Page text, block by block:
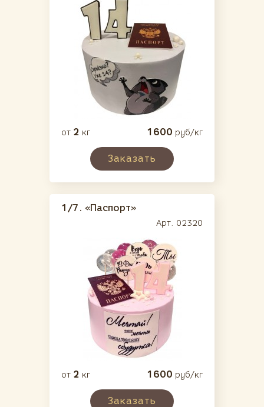
от 2 кг 1600 руб/кг
Заказать
1/7. «Паспорт»
Арт. 02320
от 2 кг 1600 руб/кг
Заказать